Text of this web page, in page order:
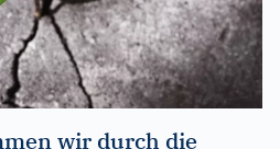
wir durch die